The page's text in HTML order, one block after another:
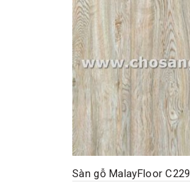
Sàn gỗ MalayFloor C229